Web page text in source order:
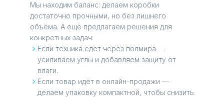
Мы находим баланс: делаем коробки
достаточно прочными, но без лишнего
объёма. А ещё предлагаем решения для
конкретных задач:
Если техника едет через полмира —
усиливаем углы и добавляем защиту от
влаги.
Если товар идёт в онлайн-продажи —
делаем упаковку компактной, чтобы снизить